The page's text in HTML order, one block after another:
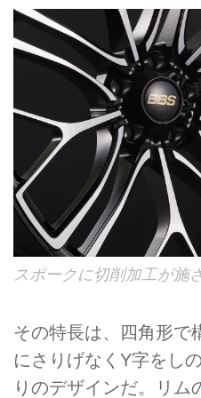
スポークに切削加工が施
その特長は、四角形で
にさりげなくY字をし
りのデザインだ。リム